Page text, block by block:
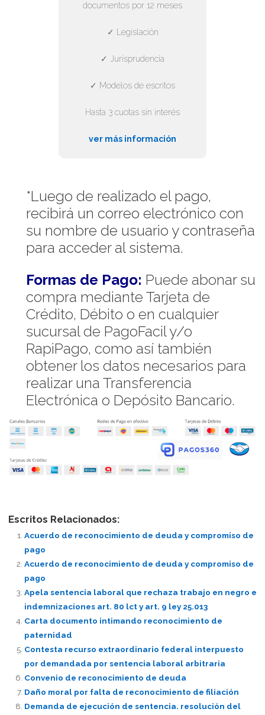
documentos por 12 meses
✓ Legislación
✓ Jurisprudencia
✓ Modelos de escritos
Hasta 3 cuotas sin interés
ver más información
*Luego de realizado el pago,
recibirá un correo electrónico con
su nombre de usuario y contraseña
para acceder al sistema.
Formas de Pago: Puede abonar su
compra mediante Tarjeta de
Crédito, Débito o en cualquier
sucursal de PagoFacil y/o
RapiPago, como así también
obtener los datos necesarios para
realizar una Transferencia
Electrónica o Depósito Bancario.
Escritos Relacionados:
Acuerdo de reconocimiento de deuda y compromiso de
pago
Acuerdo de reconocimiento de deuda y compromiso de
pago
Apela sentencia laboral que rechaza trabajo en negro e
indemnizaciones art. 80 lct y art. 9 ley 25.013
Carta documento intimando reconocimiento de
paternidad
Contesta recurso extraordinario federal interpuesto
por demandada por sentencia laboral arbitraria
Convenio de reconocimiento de deuda
Daño moral por falta de reconocimiento de filiación
Demanda de ejecución de sentencia. resolución del